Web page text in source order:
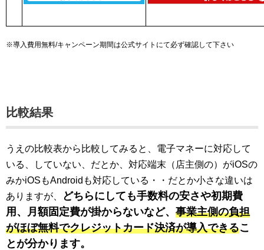
※導入費用無料/キャンペーン期間は公式サイトにて必ず確認して下さい
比較結果
うえの比較表から比較してみると、電子マネーに対応して
いる、していない、だとか、対応端末（店主側の）がiOSの
みかiOSもAndroidも対応している・・だとか小さな違いは
ありますが、
どちらにしても手数料の安さや初期費
用、月額固定費が掛からないなど、 事業主側の負担
がほぼ無料でクレジットカード決済が導入できるこ
とが分かります。